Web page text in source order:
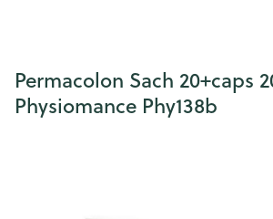
Permacolon Sach 20+caps
Physiomance Phy138b